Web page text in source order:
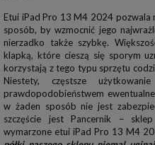
Etui iPad Pro 13 M4 2024 pozwala
sposób, by wzmocnić jego
nierzadko także szybkę.
klapką, które cieszą się sporym
korzystają z tego typu sprzętu
Niestety, częstsze
prawdopodobieństwem
w żaden sposób nie jest
szczęście jest Pancernik –
wymarzone etui iPad Pro 13 M4